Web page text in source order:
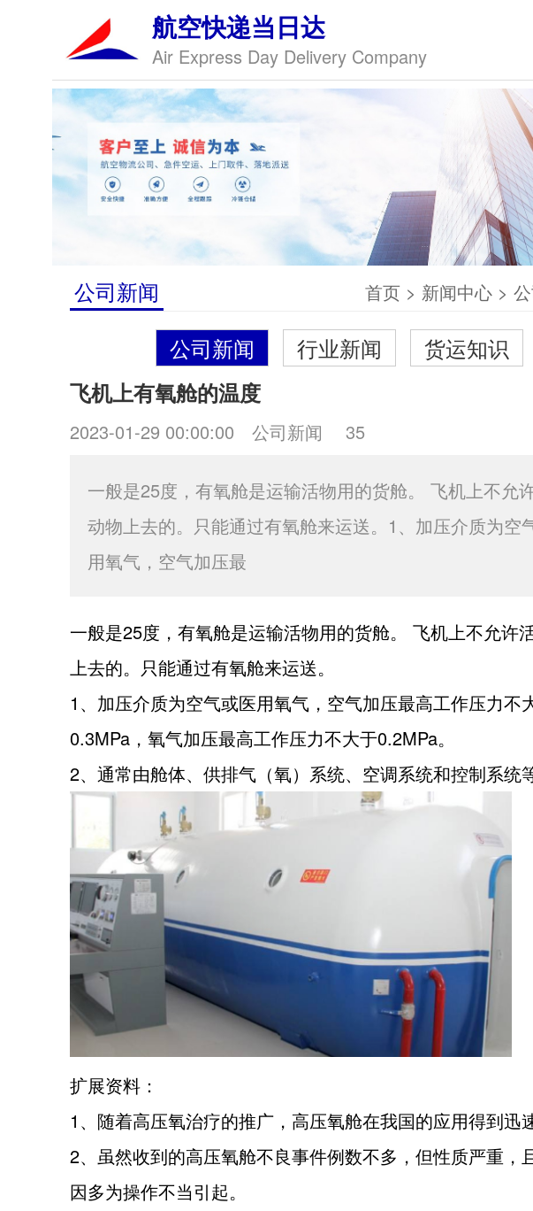
航空快递当日达
Air Express Day Delivery Company
公司新闻 首页 > 新闻中心 >
公司新闻 行业新闻 货运知识
飞机上有氧舱的温度
2023-01-29 00:00:00 公司新闻 35
一般是25度，有氧舱是运输活物用的货舱。 飞机上不允
动物上去的。只能通过有氧舱来运送。1、加压介质为空
用氧气，空气加压最
一般是25度，有氧舱是运输活物用的货舱。 飞机上不允许
上去的。只能通过有氧舱来运送。
1、加压介质为空气或医用氧气，空气加压最高工作压力不
0.3MPa，氧气加压最高工作压力不大于0.2MPa。
2、通常由舱体、供排气（氧）系统、空调系统和控制系统
扩展资料：
1、随着高压氧治疗的推广，高压氧舱在我国的应用得到迅
2、虽然收到的高压氧舱不良事件例数不多，但性质严重，
因多为操作不当引起。